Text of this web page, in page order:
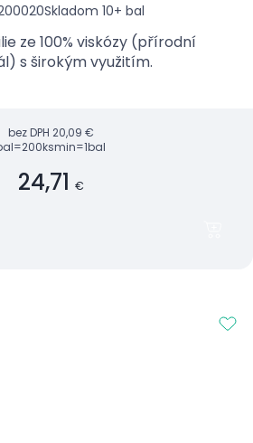
Skladom 10+ bal
ze 100% viskózy (přírodní
s širokým využitím.
bez DPH 20,09 €
min=1bal
24,71 €